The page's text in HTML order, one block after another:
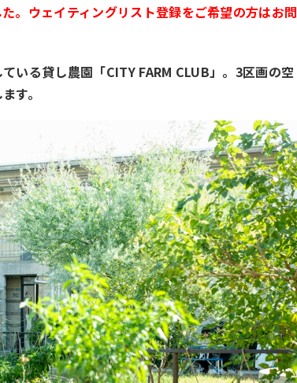
。ウェイティングリスト登録をご希望の方はお問
いる貸し農園「CITY FARM CLUB」。3区画の空
す。